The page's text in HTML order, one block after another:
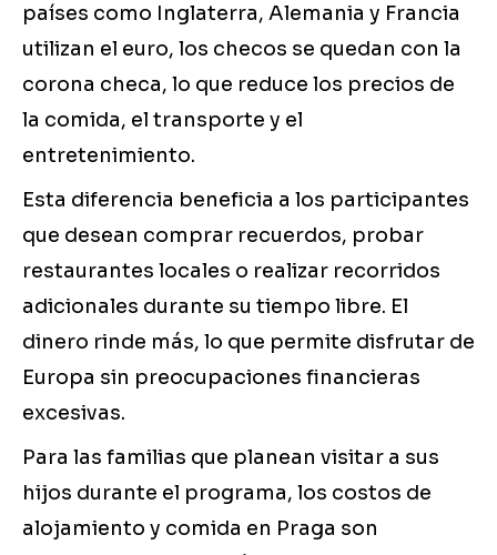
países como Inglaterra, Alemania y Francia
utilizan el euro, los checos se quedan con la
corona checa, lo que reduce los precios de
la comida, el transporte y el
entretenimiento.
Esta diferencia beneficia a los participantes
que desean comprar recuerdos, probar
restaurantes locales o realizar recorridos
adicionales durante su tiempo libre. El
dinero rinde más, lo que permite disfrutar de
Europa sin preocupaciones financieras
excesivas.
Para las familias que planean visitar a sus
hijos durante el programa, los costos de
alojamiento y comida en Praga son